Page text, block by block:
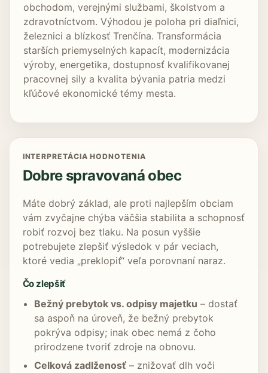
obchodom, verejnými službami, školstvom a
zdravotníctvom. Výhodou je poloha pri diaľnici,
železnici a blízkosť Trenčína. Transformácia
starších priemyselných kapacít, modernizácia
výroby, energetika, dostupnosť kvalifikovanej
pracovnej sily a kvalita bývania patria medzi
kľúčové ekonomické témy mesta.
INTERPRETÁCIA HODNOTENIA
Dobre spravovaná obec
Máte dobrý základ, ale proti najlepším obciam
vám zvyčajne chýba väčšia stabilita a schopnosť
robiť rozvoj bez tlaku. Na posun vyššie
potrebujete zlepšiť výsledok v pár veciach,
ktoré vedia „preklopiť“ veľa porovnaní naraz.
Čo zlepšiť
Bežný prebytok vs. odpisy majetku – dostať
sa aspoň na úroveň, že bežný prebytok
pokrýva odpisy; inak obec nemá z čoho
prirodzene tvoriť zdroje na obnovu.
Celková zadlženosť– znižovať dlh voči